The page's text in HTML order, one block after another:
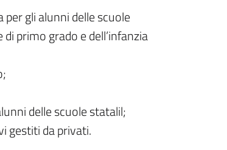
per gli alunni delle scuole
primo grado e dell’infanzia
delle scuole statalil;
gestiti da privati.